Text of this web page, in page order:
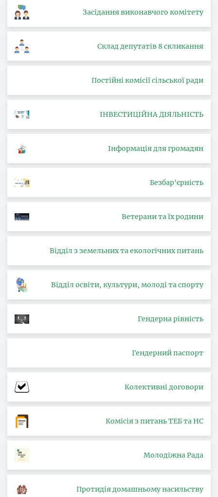
Засідання виконавчого комітету
Склад депутатів 8 скликання
Постійні комісії сільської ради
ІНВЕСТИЦІЙНА ДІЯЛЬНІСТЬ
Інформація для громадян
Безбар'єрність
Ветерани та їх родини
Відділ з земельних та екологічних питань
Відділ освіти, культури, молоді та спорту
Гендерна рівність
Гендерний паспорт
Колективні договори
Комісія з питань ТЕБ та НС
Молодіжна Рада
Протидія домашньому насильству